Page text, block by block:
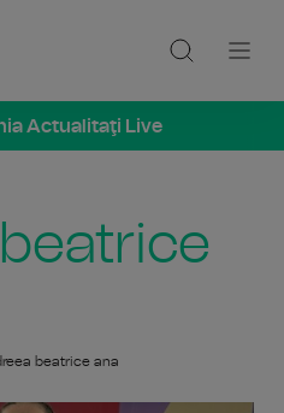
Actualitaţi Live
beatrice ana